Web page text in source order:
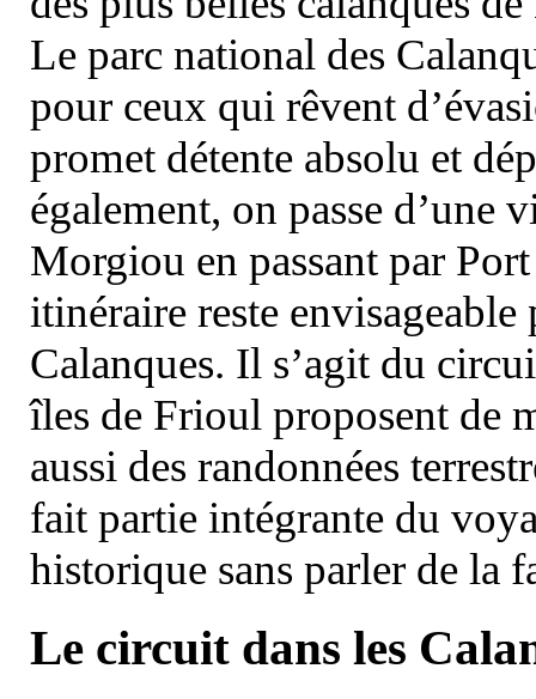
Le parc national des
pour ceux qui rêvent
promet détente absolu et
également, on passe d’une
Morgiou en passant par
itinéraire reste
Calanques. Il s’agit du
îles de Frioul proposent de
aussi des randonnées
fait partie intégrante du
historique sans parler de la
Le circuit dans les